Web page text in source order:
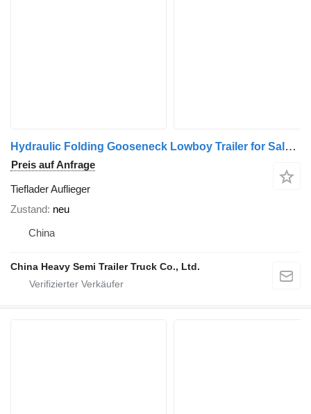
Hydraulic Folding Gooseneck Lowboy Trailer for Sale in Panama
Preis auf Anfrage
Tieflader Auflieger
Zustand neu
China
China Heavy Semi Trailer Truck Co., Ltd.